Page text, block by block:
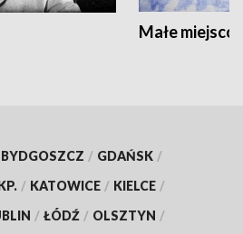
Małe
BYDGOSZCZ / GDAŃSK /
/ KATOWICE / KIELCE /
/ ŁÓDŹ / OLSZTYN /